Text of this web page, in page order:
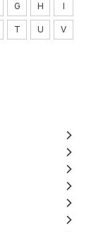
G H I
T U V